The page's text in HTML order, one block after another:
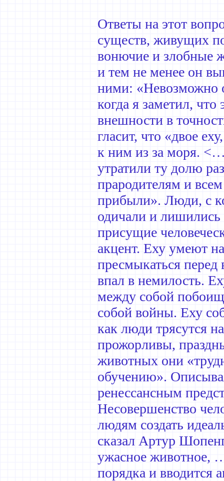
Ответы на этот
существ, живущих
вонючие и злобные
и тем не менее он
ними: «Невозможно
когда я заметил, что
внешности в
гласит, что «двое
к ним из за моря.
утратили ту долю
прародителям и
прибыли». Люди, с
одичали и лишились
присущие
акцент. Еху умеют
пресмыкаться
впал в немилость.
между собой
собой войны. Еху
как люди трясутся
прожорливы,
животных они
обучению».
ренессансным
Несовершенство
людям создать
сказал Артур
ужасное животное,
порядка и вводится